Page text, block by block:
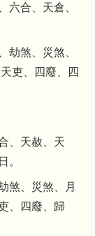
六合、天倉、
劫煞、災煞、
吏、四廢、四
、天赦、天
。
煞、災煞、月
、四廢、歸